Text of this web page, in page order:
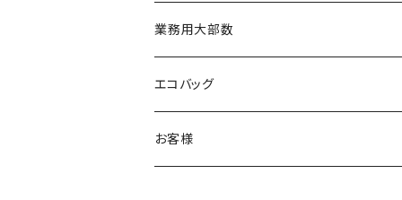
業務用大部数
メッセージカード
エコバッグ
お客様